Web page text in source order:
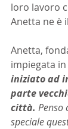
loro lavoro
Anetta ne è
Anetta,
impiegata in
iniziato ad
parte
città. Penso
speciale